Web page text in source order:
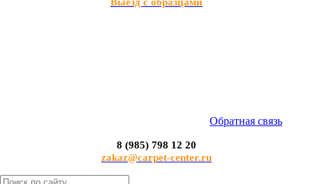
Обратная связь
8 (985) 798 12 20
zakaz@carpet-center.ru